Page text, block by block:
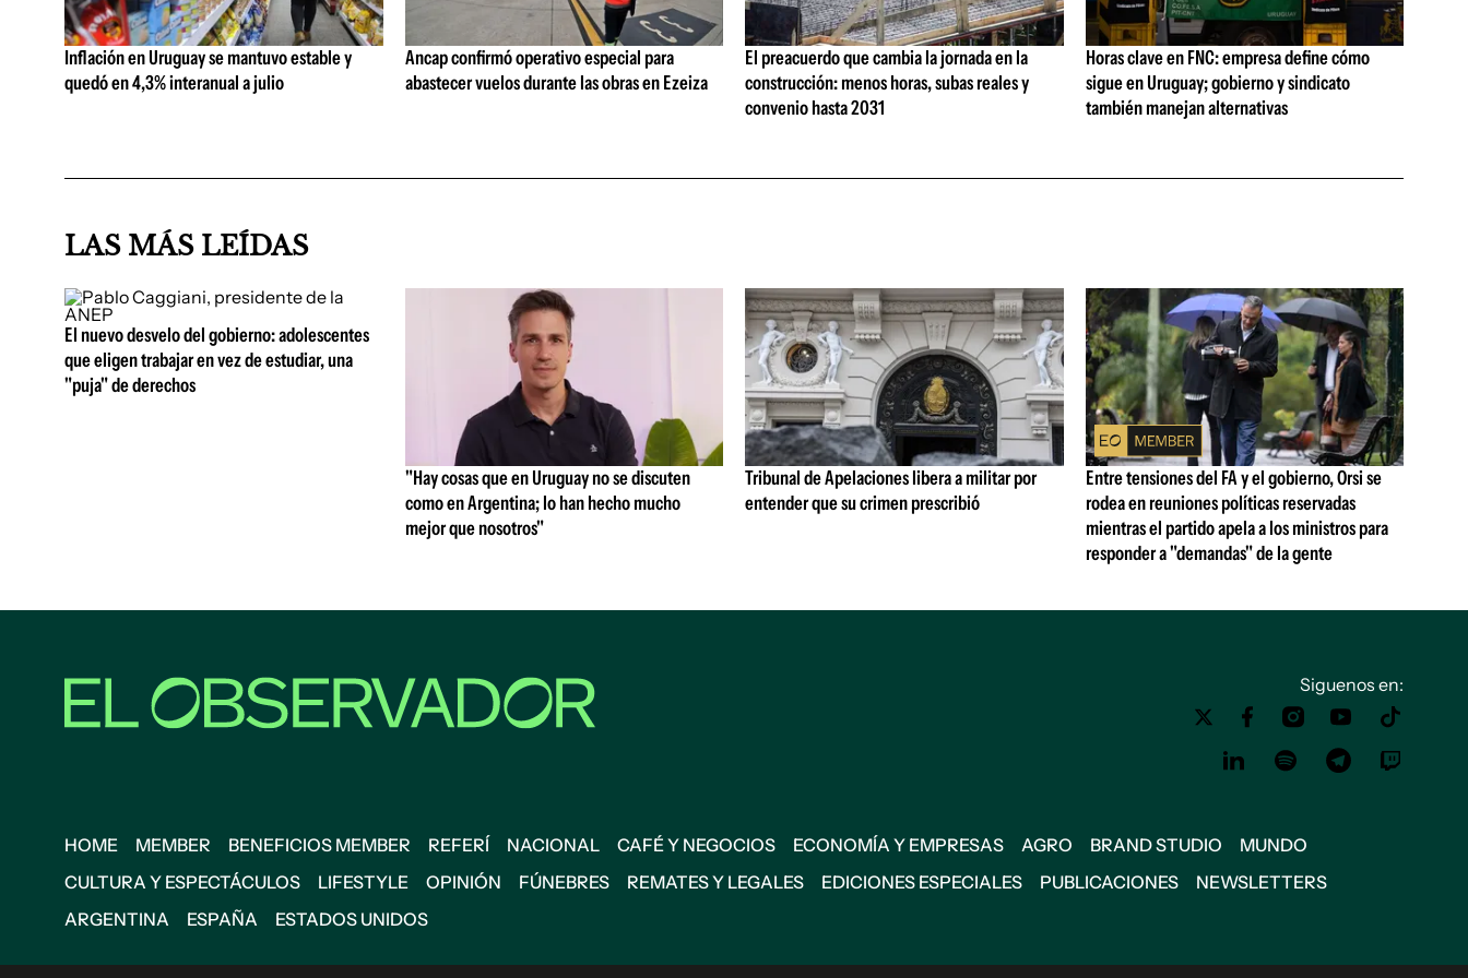
Inflación en Uruguay se mantuvo estable y
quedó en 4,3% interanual a julio
Ancap confirmó operativo especial para
abastecer vuelos durante las obras en Ezeiza
El preacuerdo que cambia la jornada en la
construcción: menos horas, subas reales y
convenio hasta 2031
Horas clave en FNC: empresa define cómo
sigue en Uruguay; gobierno y sindicato
también manejan alternativas
LAS MÁS LEÍDAS
El nuevo desvelo del gobierno: adolescentes
que eligen trabajar en vez de estudiar, una
"puja" de derechos
"Hay cosas que en Uruguay no se discuten
como en Argentina; lo han hecho mucho
mejor que nosotros"
Tribunal de Apelaciones libera a militar por
entender que su crimen prescribió
Entre tensiones del FA y el gobierno, Orsi se
rodea en reuniones políticas reservadas
mientras el partido apela a los ministros para
responder a "demandas" de la gente
Siguenos en:
HOME MEMBER BENEFICIOS MEMBER REFERÍ NACIONAL CAFÉ Y NEGOCIOS ECONOMÍA Y EMPRESAS AGRO BRAND STUDIO
MUNDO
CULTURA Y ESPECTÁCULOS
LIFESTYLE OPINIÓN FÚNEBRES REMATES Y LEGALES EDICIONES ESPECIALES PUBLICACIONES
NEWSLETTERS
ARGENTINA
ESPAÑA ESTADOS UNIDOS